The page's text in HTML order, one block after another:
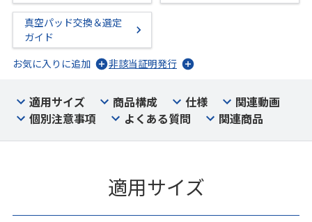
真空パッド交換＆選定
ガイド
お気に入りに追加
非該当証明発行
適用サイズ 商品構成 仕様
関連動画
個別注意事項
よくある質問 関連商品
適用サイズ